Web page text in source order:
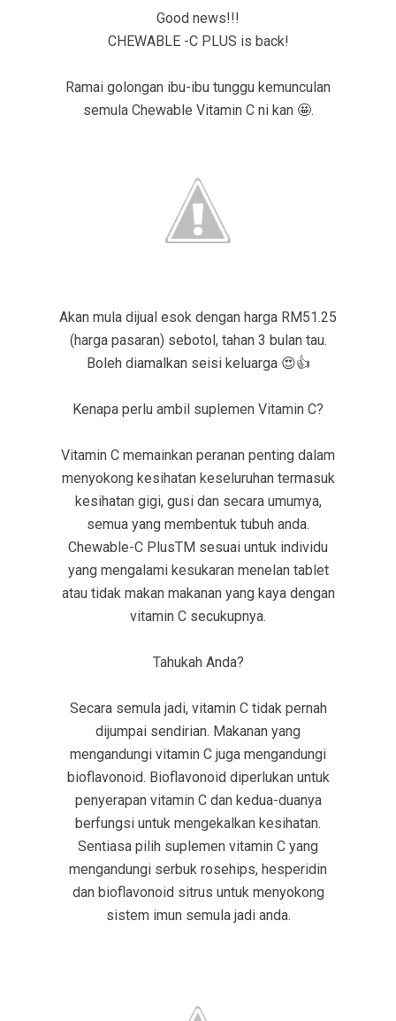
Good news!!!
CHEWABLE -C PLUS is back!
Ramai golongan ibu-ibu tunggu kemunculan
semula Chewable Vitamin C ni kan 🤩.
Akan mula dijual esok dengan harga RM51.25
(harga pasaran) sebotol, tahan 3 bulan tau.
Boleh diamalkan seisi keluarga 😍👍
Kenapa perlu ambil suplemen Vitamin C?
Vitamin C memainkan peranan penting dalam
menyokong kesihatan keseluruhan termasuk
kesihatan gigi, gusi dan secara umumya,
semua yang membentuk tubuh anda.
Chewable-C PlusTM sesuai untuk individu
yang mengalami kesukaran menelan tablet
atau tidak makan makanan yang kaya dengan
vitamin C secukupnya.
Tahukah Anda?
Secara semula jadi, vitamin C tidak pernah
dijumpai sendirian. Makanan yang
mengandungi vitamin C juga mengandungi
bioflavonoid. Bioflavonoid diperlukan untuk
penyerapan vitamin C dan kedua-duanya
berfungsi untuk mengekalkan kesihatan.
Sentiasa pilih suplemen vitamin C yang
mengandungi serbuk rosehips, hesperidin
dan bioflavonoid sitrus untuk menyokong
sistem imun semula jadi anda.